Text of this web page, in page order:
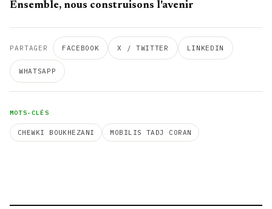
Ensemble, nous construisons l'avenir
PARTAGER FACEBOOK X / TWITTER LINKEDIN
WHATSAPP
MOTS-CLÉS
CHEWKI BOUKHEZANI MOBILIS TADJ CORAN